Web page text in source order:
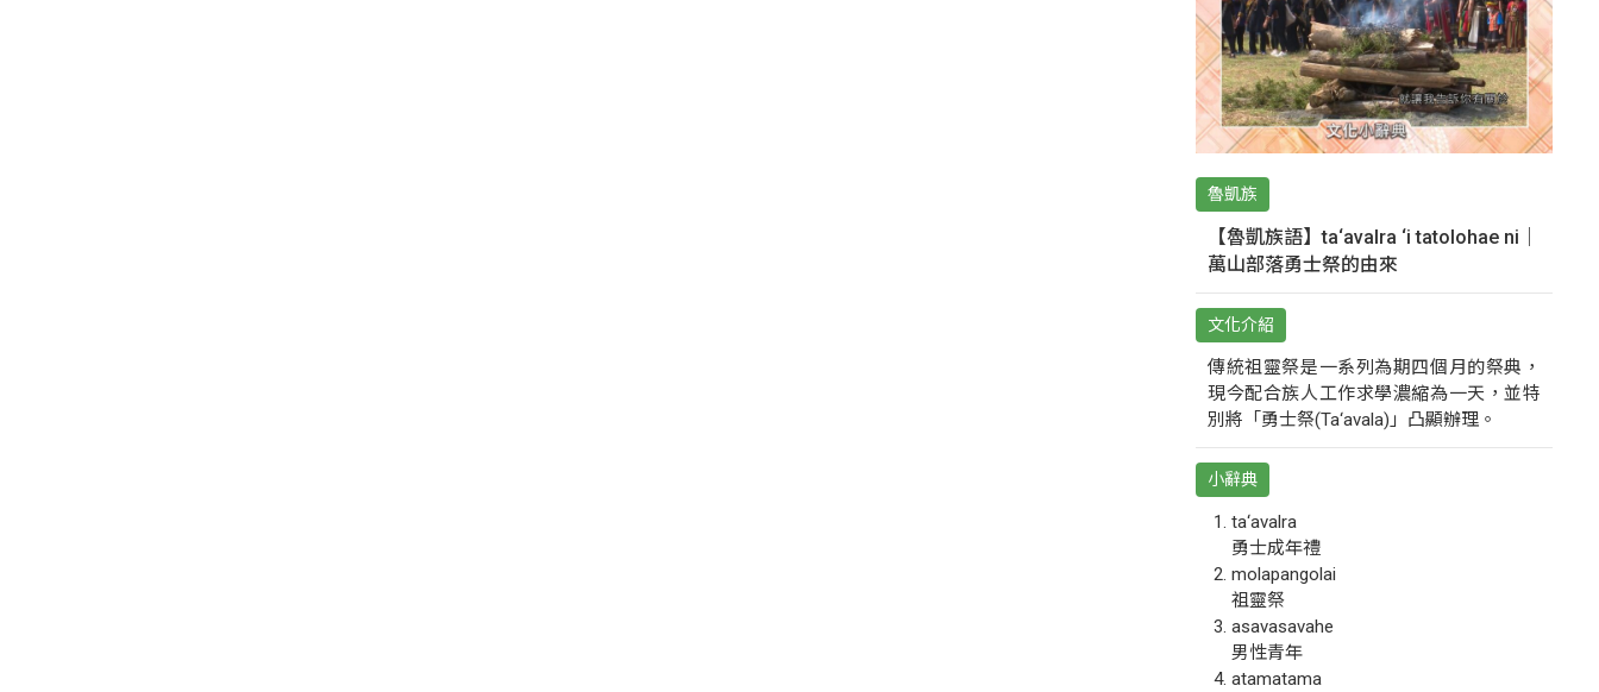
魯凱族
【魯凱族語】ta‘avalra ‘i tatolohae ni｜
萬山部落勇士祭的由來
文化介紹
傳統祖靈祭是一系列為期四個月的祭典，
現今配合族人工作求學濃縮為一天，並特
別將「勇士祭(Ta‘avala)」凸顯辦理。
小辭典
ta‘avalra
勇士成年禮
molapangolai
祖靈祭
asavasavahe
男性青年
atamatama